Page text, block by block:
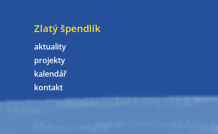
Zlatý špendlík
aktuality
projekty
kalendář
kontakt